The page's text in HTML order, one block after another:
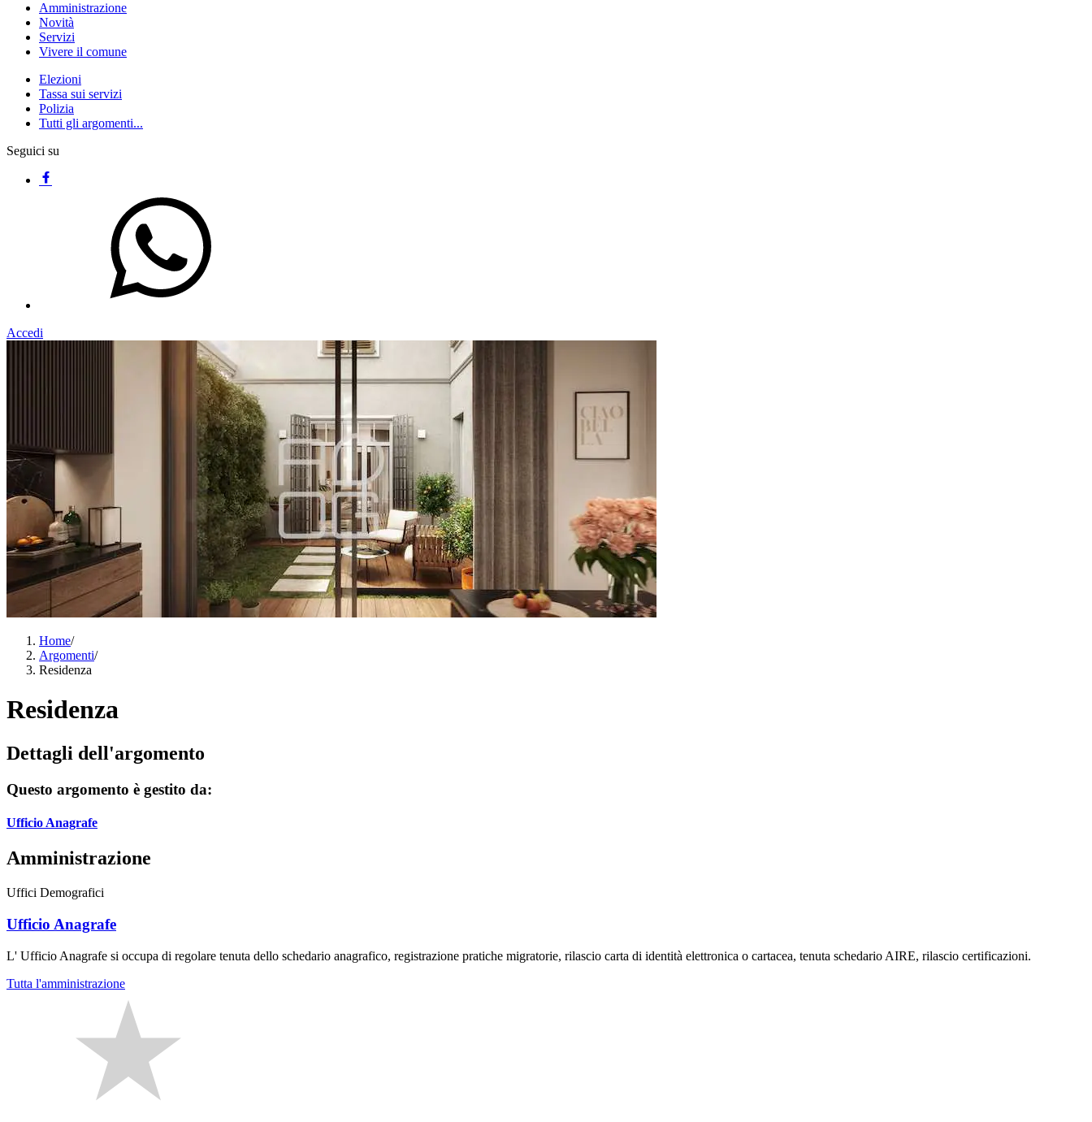
Amministrazione
Novità
Servizi
Vivere il comune
Elezioni
Tassa sui servizi
Polizia
Tutti gli argomenti...
Seguici su
Accedi
Home/
Argomenti/
Residenza
Residenza
Dettagli dell'argomento
Questo argomento è gestito da:
Ufficio Anagrafe
Amministrazione
Uffici Demografici
Ufficio Anagrafe
L' Ufficio Anagrafe si occupa di regolare tenuta dello schedario anagrafico, registrazione pratiche migratorie, rilascio carta di identità elettronica o cartacea, tenuta schedario AIRE, rilascio certificazioni.
Tutta l'amministrazione